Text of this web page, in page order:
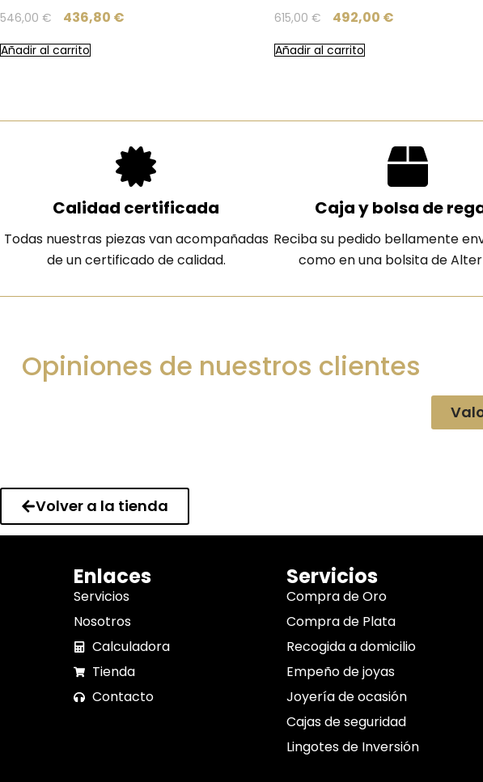
546,00 € 436,80 €
Añadir al carrito
615,00 € 492,00 €
Añadir al carrito
Calidad certificada
Todas nuestras piezas van acompañadas
de un certificado de calidad.
Caja y bolsa de
Reciba su pedido bellamente
como en una bolsita de Alter
Opiniones de nuestros clientes
Volver a la tienda
Enlaces
Servicios
Nosotros
Calculadora
Tienda
Contacto
Servicios
Compra de Oro
Compra de Plata
Recogida a domicilio
Empeño de joyas
Joyería de ocasión
Cajas de seguridad
Lingotes de Inversión